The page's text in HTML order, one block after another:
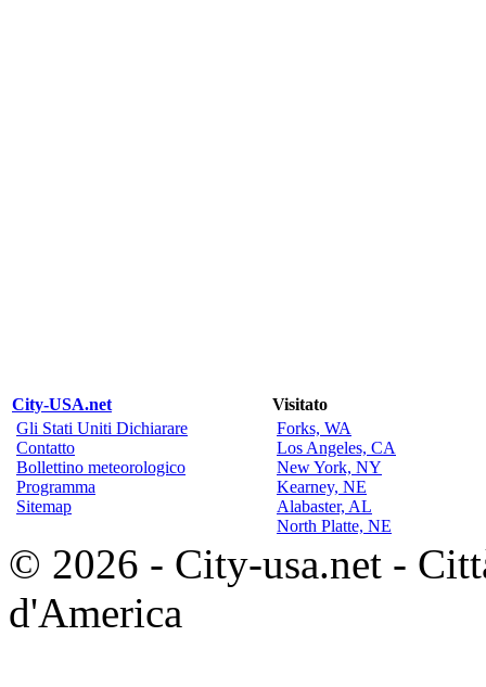
City-USA.net
Visitato
Gli Stati Uniti Dichiarare
Contatto
Bollettino meteorologico
Programma
Sitemap
Forks, WA
Los Angeles, CA
New York, NY
Kearney, NE
Alabaster, AL
North Platte, NE
© 2026 - City-usa.net -
d'America